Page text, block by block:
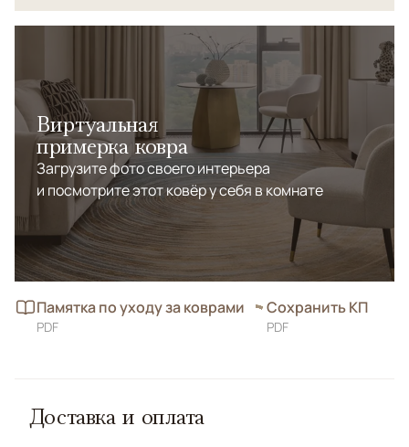
Виртуальная
примерка ковра
Загрузите фото своего интерьера
и посмотрите этот ковёр у себя в комнате
Памятка по уходу за коврами
PDF
Сохранить КП
PDF
Доставка и оплата